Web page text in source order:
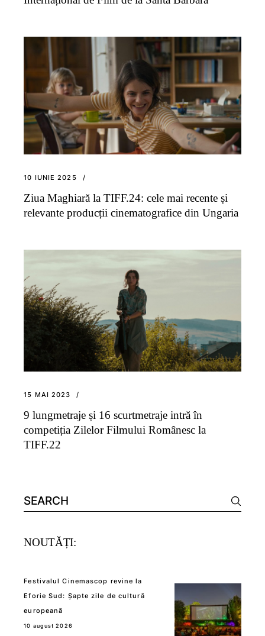
10 IUNIE 2025
Ziua Maghiară la TIFF.24: cele mai recente și
relevante producții cinematografice din Ungaria
15 MAI 2023
9 lungmetraje și 16 scurtmetraje intră în
competiția Zilelor Filmului Românesc la
TIFF.22
Search
for:
NOUTĂȚI:
Festivalul Cinemascop revine la
Eforie Sud: Șapte zile de cultură
europeană
10 august 2026